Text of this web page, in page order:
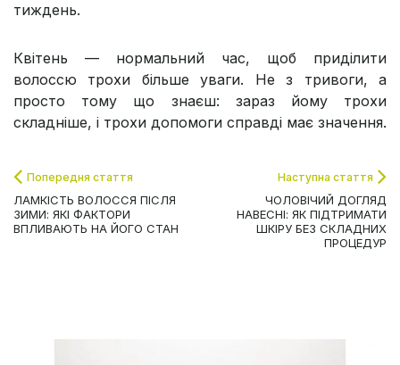
тиждень.
Квітень — нормальний час, щоб приділити
волоссю трохи більше уваги. Не з тривоги, а
просто тому що знаєш: зараз йому трохи
складніше, і трохи допомоги справді має значення.
Попередня стаття
ЛАМКІСТЬ ВОЛОССЯ ПІСЛЯ
ЗИМИ: ЯКІ ФАКТОРИ
ВПЛИВАЮТЬ НА ЙОГО СТАН
Наступна стаття
ЧОЛОВІЧИЙ ДОГЛЯД
НАВЕСНІ: ЯК ПІДТРИМАТИ
ШКІРУ БЕЗ СКЛАДНИХ
ПРОЦЕДУР